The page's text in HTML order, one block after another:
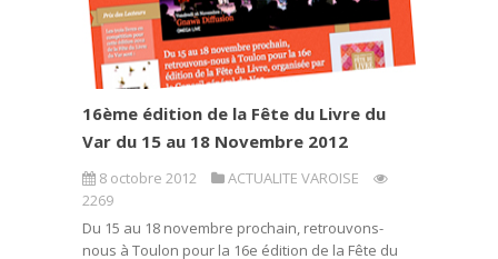
16ème édition de la Fête du Livre du
Var du 15 au 18 Novembre 2012
8 octobre 2012
ACTUALITE VAROISE
2269
Du 15 au 18 novembre prochain, retrouvons-
nous à Toulon pour la 16e édition de la Fête du